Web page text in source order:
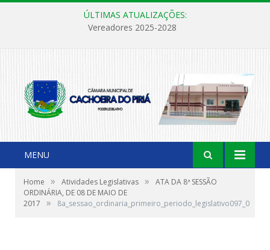
ÚLTIMAS ATUALIZAÇÕES:
Vereadores 2025-2028
MENU
Home » Atividades Legislativas »
ATA DA 8ª SESSÃO
ORDINÁRIA, DE 08 DE MAIO DE
2017
» 8a_sessao_ordinaria_primeiro_periodo_legislativo097_0